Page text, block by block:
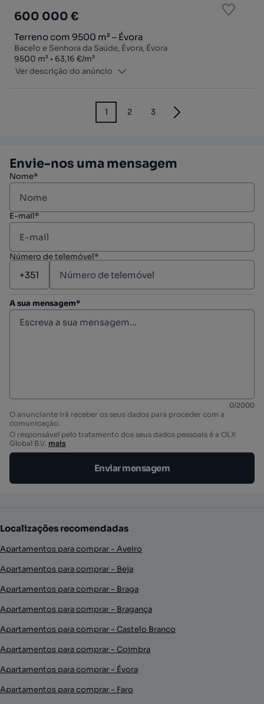
600 000 €
Terreno com 9500 m² – Évora
Bacelo e Senhora da Saúde, Évora, Évora
Zona
9500 m²
Preço por metro quadrado
63,16 €/m²
Ver descrição do anúncio
1 2 3
Envie-nos uma mensagem
Nome*
E-mail*
Número de telemóvel*
A sua mensagem*
0/2000
O anunciante irá receber os seus dados para proceder com a
comunicação.
O responsável pelo tratamento dos seus dados pessoais é a OLX
Global B.V. mais
Enviar mensagem
Localizações recomendadas
Apartamentos para comprar - Aveiro
Apartamentos para comprar - Beja
Apartamentos para comprar - Braga
Apartamentos para comprar - Bragança
Apartamentos para comprar - Castelo Branco
Apartamentos para comprar - Coimbra
Apartamentos para comprar - Évora
Apartamentos para comprar - Faro